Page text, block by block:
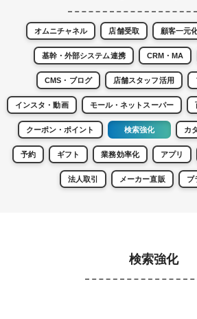
オムニチャネル 店舗受取 顧客一元
基幹・外部システム連携 CRM・MA
CMS・ブログ 店舗スタッフ活用
インスタ・動画 モール・ネットスーパー
クーポン・ポイント 検索強化 カ
予約 ギフト 業務効率化 アプリ
法人取引 メーカー直販 ブ
検索強化